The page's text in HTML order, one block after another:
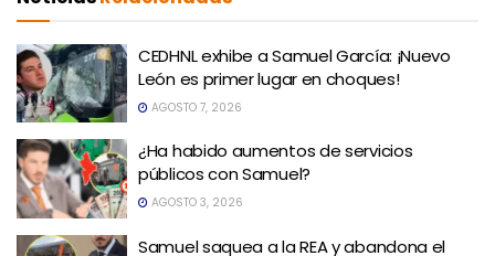
CEDHNL exhibe a Samuel García: ¡Nuevo
León es primer lugar en choques!
AGOSTO 7, 2026
¿Ha habido aumentos de servicios
públicos con Samuel?
AGOSTO 3, 2026
Samuel saquea a la REA y abandona el